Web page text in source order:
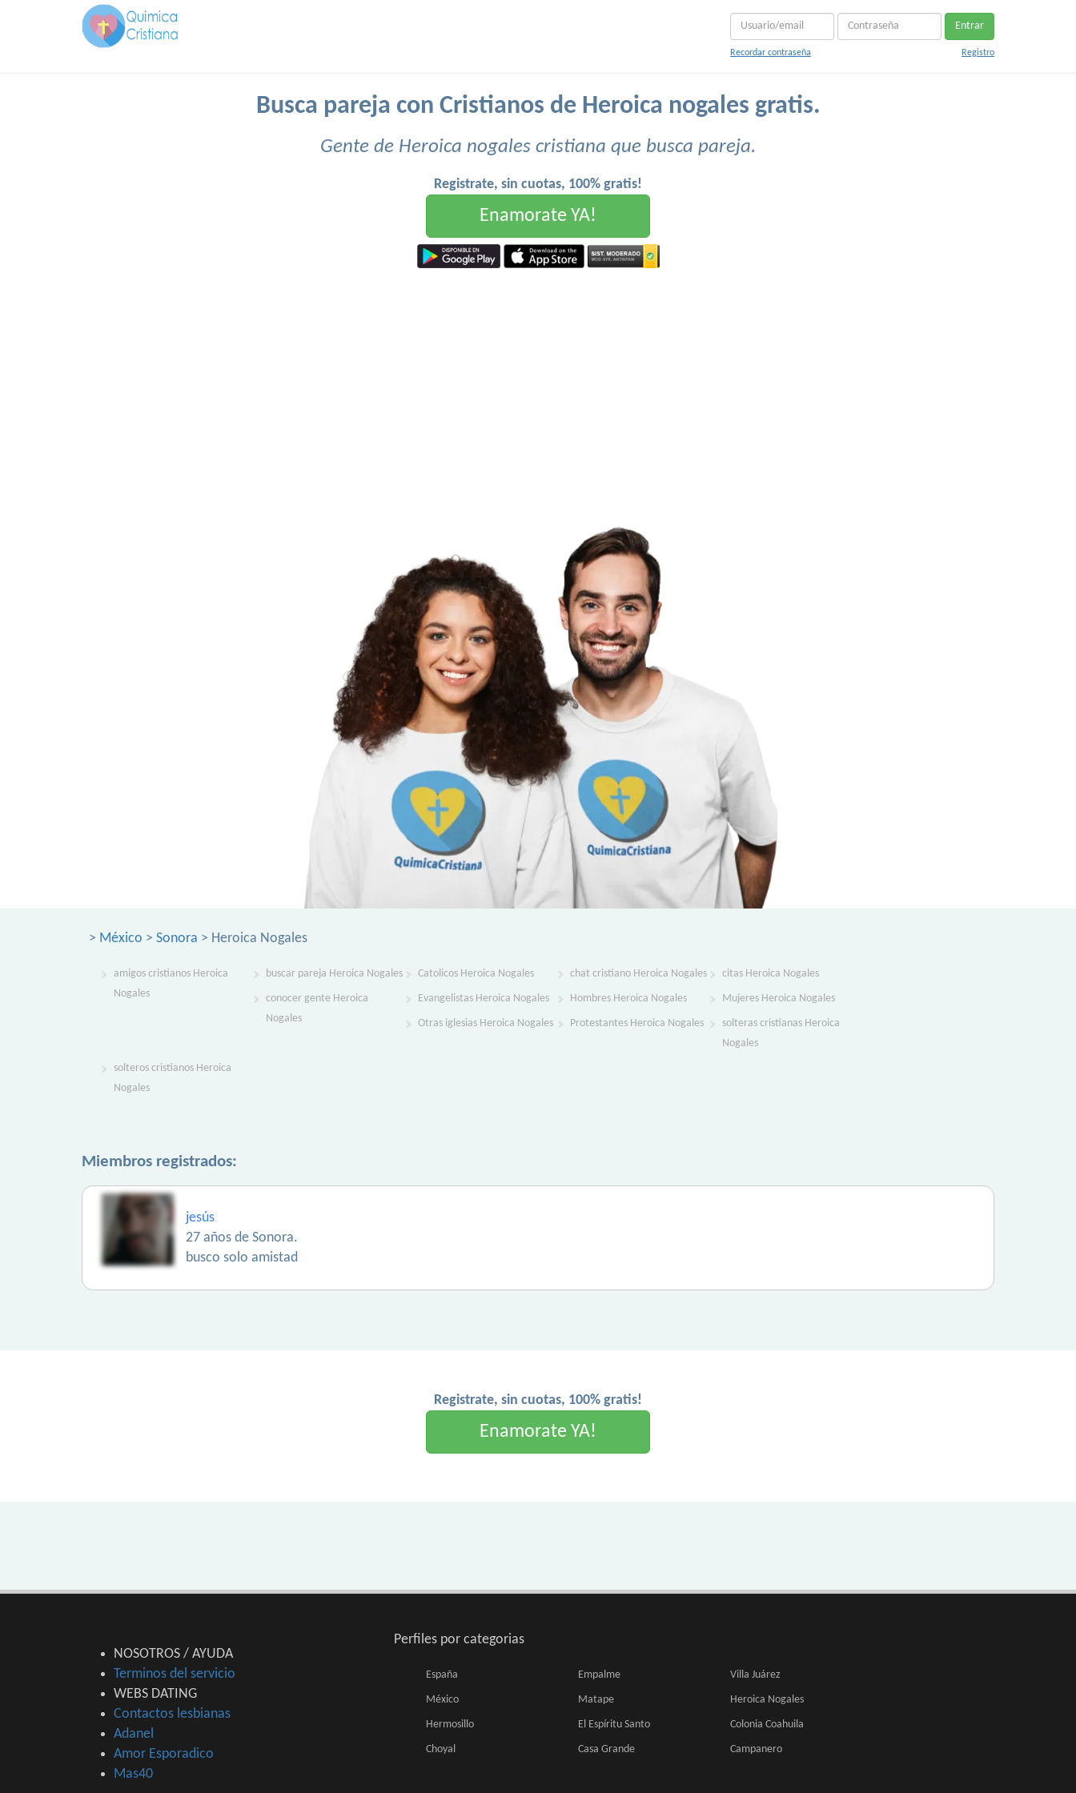
Entrar
Recordar contraseña Registro
Busca pareja con Cristianos de Heroica nogales gratis.
Gente de Heroica nogales cristiana que busca pareja.
Registrate, sin cuotas, 100% gratis!
Enamorate YA!
> México > Sonora > Heroica Nogales
amigos cristianos Heroica
Nogales
buscar pareja Heroica Nogales Catolicos Heroica Nogales chat cristiano Heroica Nogales citas Heroica Nogales
conocer gente Heroica
Nogales
Evangelistas Heroica Nogales Hombres Heroica Nogales Mujeres Heroica Nogales
Otras iglesias Heroica Nogales Protestantes Heroica Nogales
solteras cristianas Heroica
Nogales
solteros cristianos Heroica
Nogales
Miembros registrados:
jesús
27 años de Sonora.
busco solo amistad
Registrate, sin cuotas, 100% gratis!
Enamorate YA!
NOSOTROS / AYUDA
Terminos del servicio
WEBS DATING
Contactos lesbianas
Adanel
Amor Esporadico
Mas40
Perfiles por categorias
España Empalme Villa Juárez
México Matape Heroica Nogales
Hermosillo El Espíritu Santo Colonia Coahuila
Choyal Casa Grande Campanero